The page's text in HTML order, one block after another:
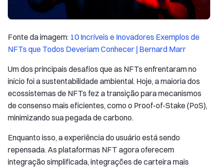
Fonte da imagem: 10 Incríveis e Inovadores Exemplos de
NFTs que Todos Deveriam Conhecer | Bernard Marr
Um dos principais desafios que as NFTs enfrentaram no
início foi a sustentabilidade ambiental. Hoje, a maioria dos
ecossistemas de NFTs fez a transição para mecanismos
de consenso mais eficientes, como o Proof-of-Stake (PoS),
minimizando sua pegada de carbono.
Enquanto isso, a experiência do usuário está sendo
repensada. As plataformas NFT agora oferecem
integração simplificada, integrações de carteira mais